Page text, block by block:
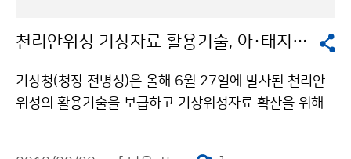
지형적인 영향으로 서해안과 남해안 및 지리산부근과 제
가 예상되니 주의해야 한다. ▲ 안개와 풍랑 전망 9월1일
(수) 아침에 내륙지방을 중심으로 안개가 짙게 끼는 곳이
제주도 및 남해안과 지리산 부근은 9월 1일(수)부터 2일
겠으니, 비·바람에 의한 피해가 없도록 각별히 대비해야
한다. 문의 국가태풍센터 원성희 064-801-0242 기상
천리안위성 기상자료 활용기술, 아·태지역에 전파
기상청(청장 전병성)은 올해 6월 27일에 발사된 천리안
위성의 활용기술을 보급하고 기상위성자료 확산을 위해